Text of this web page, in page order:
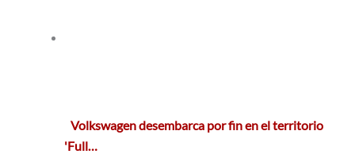
Volkswagen desembarca por fin en el territorio
'Full…